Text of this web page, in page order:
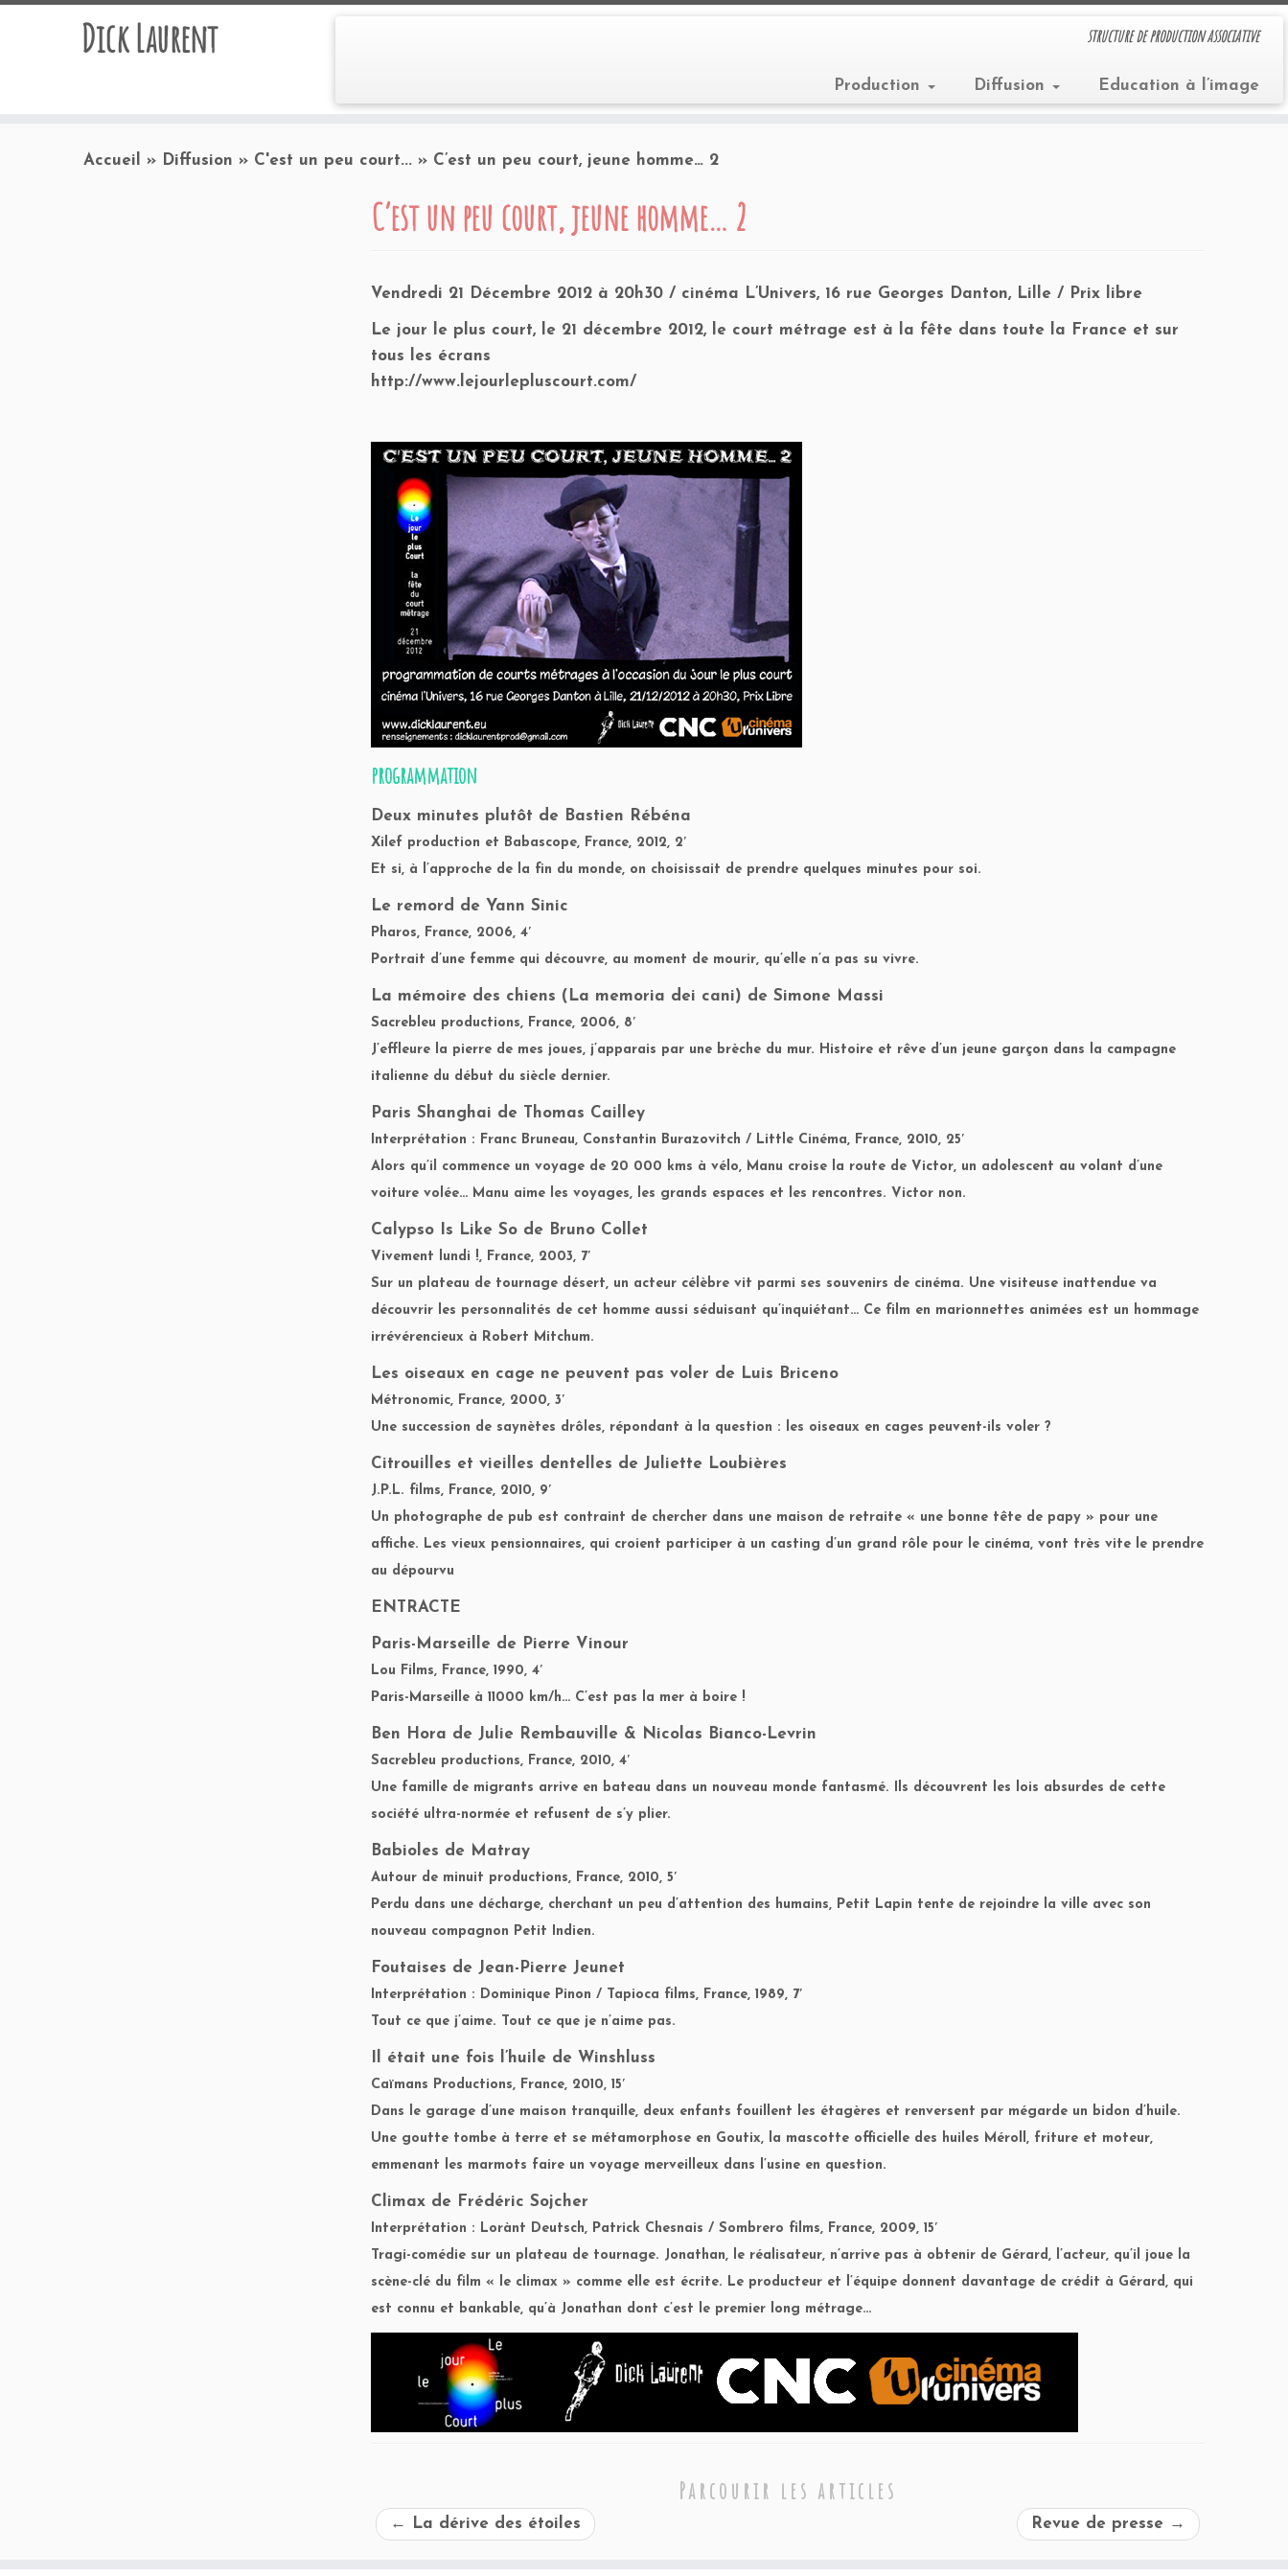
Dick Laurent structure de production associative
Production Diffusion Education à l’image
Accueil » Diffusion » C'est un peu court... » C’est un peu court, jeune homme… 2
C’est un peu court, jeune homme… 2
Vendredi 21 Décembre 2012 à 20h30 / cinéma L’Univers, 16 rue Georges Danton, Lille / Prix libre
Le jour le plus court, le 21 décembre 2012, le court métrage est à la fête dans toute la France et sur
tous les écrans
http://www.lejourlepluscourt.com/
programmation
Deux minutes plutôt de Bastien Rébéna
Xilef production et Babascope, France, 2012, 2′
Et si, à l’approche de la fin du monde, on choisissait de prendre quelques minutes pour soi.
Le remord de Yann Sinic
Pharos, France, 2006, 4′
Portrait d’une femme qui découvre, au moment de mourir, qu’elle n’a pas su vivre.
La mémoire des chiens (La memoria dei cani) de Simone Massi
Sacrebleu productions, France, 2006, 8′
J’effleure la pierre de mes joues, j’apparais par une brèche du mur. Histoire et rêve d’un jeune garçon dans la campagne
italienne du début du siècle dernier.
Paris Shanghai de Thomas Cailley
Interprétation : Franc Bruneau, Constantin Burazovitch / Little Cinéma, France, 2010, 25′
Alors qu’il commence un voyage de 20 000 kms à vélo, Manu croise la route de Victor, un adolescent au volant d’une
voiture volée… Manu aime les voyages, les grands espaces et les rencontres. Victor non.
Calypso Is Like So de Bruno Collet
Vivement lundi !, France, 2003, 7′
Sur un plateau de tournage désert, un acteur célèbre vit parmi ses souvenirs de cinéma. Une visiteuse inattendue va
découvrir les personnalités de cet homme aussi séduisant qu’inquiétant… Ce film en marionnettes animées est un hommage
irrévérencieux à Robert Mitchum.
Les oiseaux en cage ne peuvent pas voler de Luis Briceno
Métronomic, France, 2000, 3′
Une succession de saynètes drôles, répondant à la question : les oiseaux en cages peuvent-ils voler ?
Citrouilles et vieilles dentelles de Juliette Loubières
J.P.L. films, France, 2010, 9′
Un photographe de pub est contraint de chercher dans une maison de retraite « une bonne tête de papy » pour une
affiche. Les vieux pensionnaires, qui croient participer à un casting d’un grand rôle pour le cinéma, vont très vite le prendre
au dépourvu
ENTRACTE
Paris-Marseille de Pierre Vinour
Lou Films, France, 1990, 4′
Paris-Marseille à 11000 km/h… C’est pas la mer à boire !
Ben Hora de Julie Rembauville & Nicolas Bianco-Levrin
Sacrebleu productions, France, 2010, 4′
Une famille de migrants arrive en bateau dans un nouveau monde fantasmé. Ils découvrent les lois absurdes de cette
société ultra-normée et refusent de s’y plier.
Babioles de Matray
Autour de minuit productions, France, 2010, 5′
Perdu dans une décharge, cherchant un peu d’attention des humains, Petit Lapin tente de rejoindre la ville avec son
nouveau compagnon Petit Indien.
Foutaises de Jean-Pierre Jeunet
Interprétation : Dominique Pinon / Tapioca films, France, 1989, 7′
Tout ce que j’aime. Tout ce que je n’aime pas.
Il était une fois l’huile de Winshluss
Caïmans Productions, France, 2010, 15′
Dans le garage d’une maison tranquille, deux enfants fouillent les étagères et renversent par mégarde un bidon d’huile.
Une goutte tombe à terre et se métamorphose en Goutix, la mascotte officielle des huiles Méroll, friture et moteur,
emmenant les marmots faire un voyage merveilleux dans l’usine en question.
Climax de Frédéric Sojcher
Interprétation : Lorànt Deutsch, Patrick Chesnais / Sombrero films, France, 2009, 15′
Tragi-comédie sur un plateau de tournage. Jonathan, le réalisateur, n’arrive pas à obtenir de Gérard, l’acteur, qu’il joue la
scène-clé du film « le climax » comme elle est écrite. Le producteur et l’équipe donnent davantage de crédit à Gérard, qui
est connu et bankable, qu’à Jonathan dont c’est le premier long métrage…
Parcourir les articles
← La dérive des étoiles Revue de presse →